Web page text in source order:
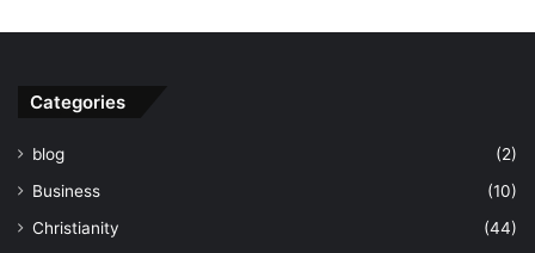
Categories
blog
(2)
Business
(10)
Christianity
(44)